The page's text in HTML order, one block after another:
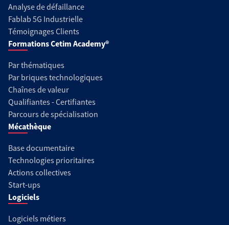
Analyse de défaillance
Fablab 5G Industrielle
Témoignages Clients
Formations Cetim Academy®
Par thématiques
Par briques technologiques
Chaînes de valeur
Qualifiantes - Certifiantes
Parcours de spécialisation
Mécathèque
Base documentaire
Technologies prioritaires
Actions collectives
Start-ups
Logiciels
Logiciels métiers